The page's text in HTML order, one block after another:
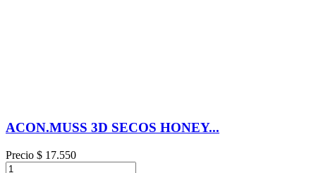
ACON.MUSS 3D SECOS HONEY...
Precio $ 17.550